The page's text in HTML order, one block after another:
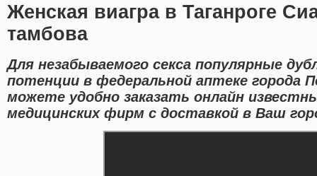
Женская виагра в Таганроге
тамбова
Для незабываемого секса популярные
потенции в федеральной аптеке города
можете удобно заказать онлайн
медицинских фирм с доставкой в Ваш